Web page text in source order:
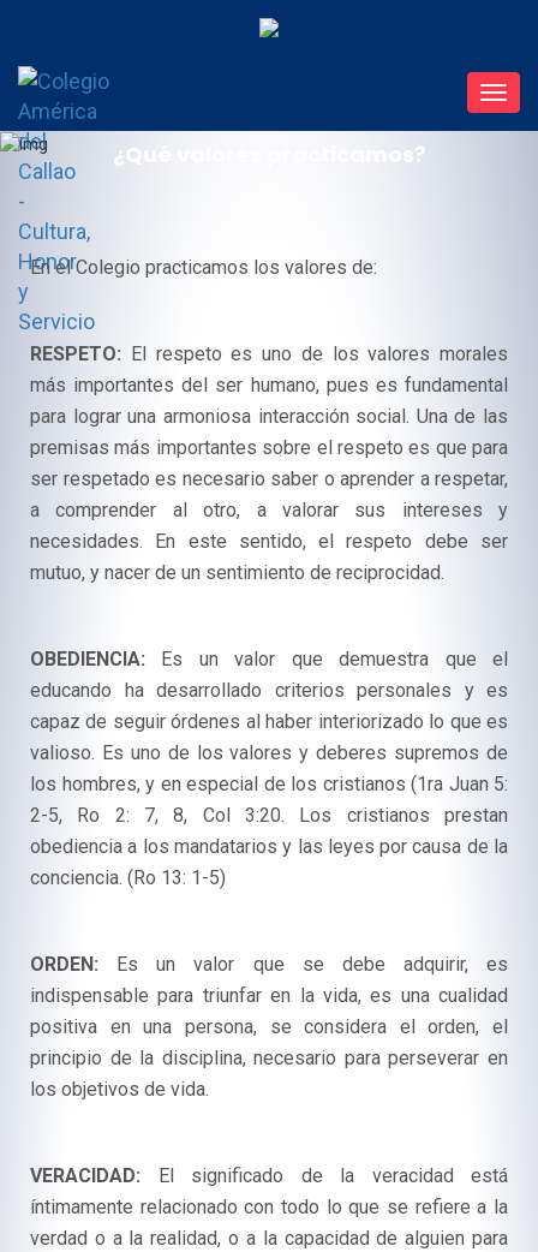
¿Qué valores practicamos?
En el Colegio practicamos los valores de:
RESPETO: El respeto es uno de los valores morales
más importantes del ser humano, pues es fundamental
para lograr una armoniosa interacción social. Una de las
premisas más importantes sobre el respeto es que para
ser respetado es necesario saber o aprender a respetar,
a comprender al otro, a valorar sus intereses y
necesidades. En este sentido, el respeto debe ser
mutuo, y nacer de un sentimiento de reciprocidad.
OBEDIENCIA: Es un valor que demuestra que el
educando ha desarrollado criterios personales y es
capaz de seguir órdenes al haber interiorizado lo que es
valioso. Es uno de los valores y deberes supremos de
los hombres, y en especial de los cristianos (1ra Juan 5:
2-5, Ro 2: 7, 8, Col 3:20. Los cristianos prestan
obediencia a los mandatarios y las leyes por causa de la
conciencia. (Ro 13: 1-5)
ORDEN: Es un valor que se debe adquirir, es
indispensable para triunfar en la vida, es una cualidad
positiva en una persona, se considera el orden, el
principio de la disciplina, necesario para perseverar en
los objetivos de vida.
VERACIDAD: El significado de la veracidad está
íntimamente relacionado con todo lo que se refiere a la
verdad o a la realidad, o a la capacidad de alguien para